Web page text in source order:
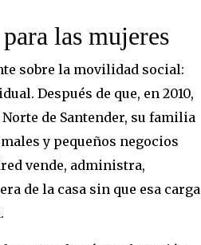
las mujeres
sobre la movilidad social:
Después de que, en 2010,
de Santender, su familia
y pequeños negocios
vende, administra,
de la casa sin que esa carga